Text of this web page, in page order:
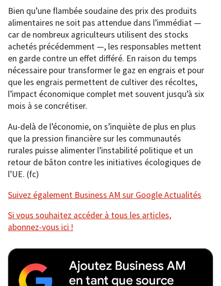
Bien qu’une flambée soudaine des prix des produits
alimentaires ne soit pas attendue dans l’immédiat —
car de nombreux agriculteurs utilisent des stocks
achetés précédemment —, les responsables mettent
en garde contre un effet différé. En raison du temps
nécessaire pour transformer le gaz en engrais et pour
que les engrais permettent de cultiver des récoltes,
l’impact économique complet met souvent jusqu’à six
mois à se concrétiser.
Au-delà de l’économie, on s’inquiète de plus en plus
que la pression financière sur les communautés
rurales puisse alimenter l’instabilité politique et un
retour de bâton contre les initiatives écologiques de
l’UE. (fc)
Suivez également Business AM sur Google Actualités
Si vous souhaitez accéder à tous les articles,
abonnez-vous ici !